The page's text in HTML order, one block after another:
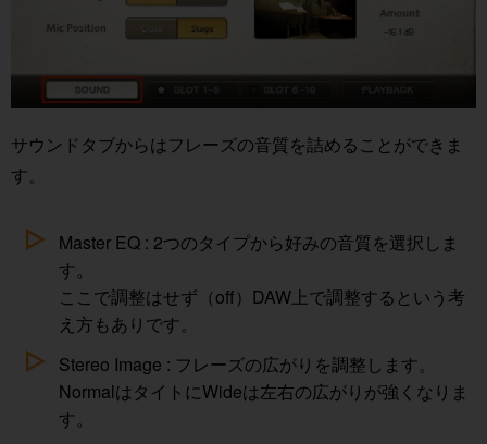
サウンドタブからはフレーズの音質を詰めることができま
す。
Master EQ : 2つのタイプから好みの音質を選択しま
す。
ここで調整はせず（off）DAW上で調整するという考
え方もありです。
Stereo Image : フレーズの広がりを調整します。
NormalはタイトにWideは左右の広がりが強くなりま
す。